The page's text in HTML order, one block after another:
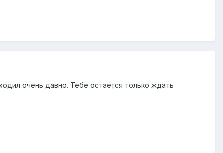
очень давно. Тебе остается только ждать